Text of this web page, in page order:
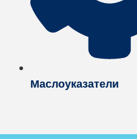
Маслоуказатели